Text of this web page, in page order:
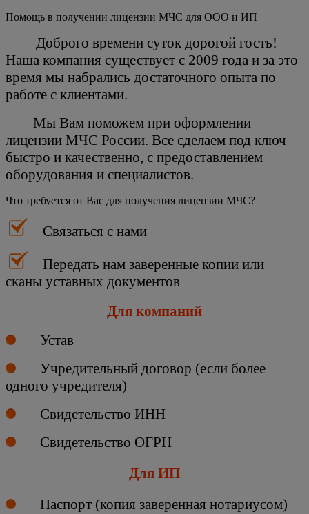
Помощь в получении лицензии МЧС для ООО и ИП
Доброго времени суток дорогой гость!
Наша компания существует с 2009 года и за это
время мы набрались достаточного опыта по
работе с клиентами.
Мы Вам поможем при оформлении
лицензии МЧС России. Все сделаем под ключ
быстро и качественно, с предоставлением
оборудования и специалистов.
Что требуется от Вас для получения лицензии МЧС?
Связаться с нами
Передать нам заверенные копии или
сканы уставных документов
Для компаний
Устав
Учредительный договор (если более
одного учредителя)
Свидетельство ИНН
Свидетельство ОГРН
Для ИП
Паспорт (копия заверенная нотариусом)